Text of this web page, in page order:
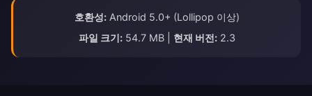
호환성: Android 5.0+ (Lollipop 이상)
파일 크기: 54.7 MB | 현재 버전: 2.3